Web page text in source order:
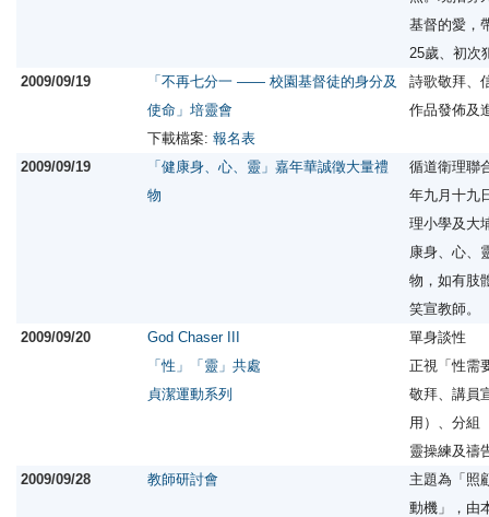
基督的愛，
25歲、初次
2009/09/19
「不再七分一 —— 校園基督徒的身分及
使命」培靈會
下載檔案: 報名表
詩歌敬拜、
作品發佈及
2009/09/19
「健康身、心、靈」嘉年華誠徵大量禮
物
循道衛理聯
年九月十九
理小學及大
康身、心、
物，如有肢
笑宣教師。
2009/09/20
God Chaser III
「性」「靈」共處
貞潔運動系列
單身談性
正視「性需
敬拜、講員
用）、分組
靈操練及
2009/09/28
教師研討會
主題為「照
動機」，由